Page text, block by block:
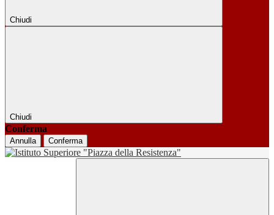
Chiudi
Chiudi
Conferma
Annulla Conferma